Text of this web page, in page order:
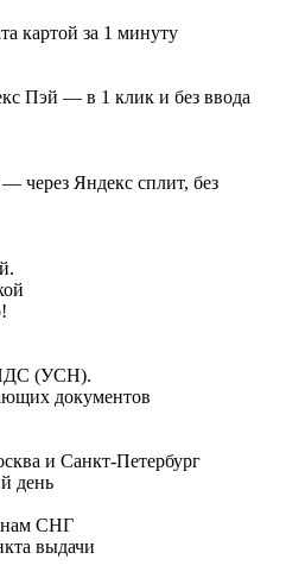
картой за 1 минуту
Пэй — в 1 клик и без ввода
через Яндекс сплит, без
(УСН).
документов
и Санкт-Петербург
день
СНГ
выдачи